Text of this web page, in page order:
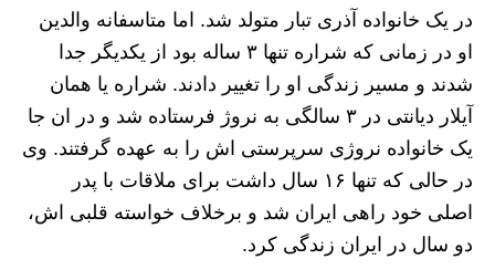
در یک خانواده آذری تبار متولد شد. اما متاسفانه والدین
او در زمانی که شراره تنها ۳ ساله بود از یکدیگر جدا
شدند و مسیر زندگی او را تغییر دادند. شراره یا همان
آیلار دیانتی در ۳ سالگی به نروژ فرستاده شد و در ان جا
یک خانواده نروژی سرپرستی اش را به عهده گرفتند. وی
در حالی که تنها ۱۶ سال داشت برای ملاقات با پدر
اصلی خود راهی ایران شد و برخلاف خواسته قلبی اش،
دو سال در ایران زندگی کرد.